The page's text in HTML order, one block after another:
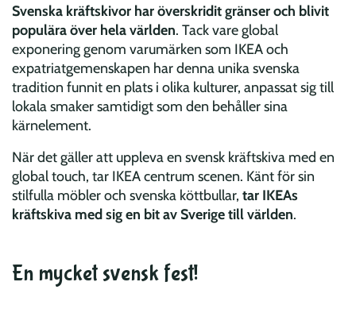
Svenska kräftskivor har överskridit gränser och blivit
populära över hela världen. Tack vare global
exponering genom varumärken som IKEA och
expatriatgemenskapen har denna unika svenska
tradition funnit en plats i olika kulturer, anpassat sig till
lokala smaker samtidigt som den behåller sina
kärnelement.
När det gäller att uppleva en svensk kräftskiva med en
global touch, tar IKEA centrum scenen. Känt för sin
stilfulla möbler och svenska köttbullar, tar IKEAs
kräftskiva med sig en bit av Sverige till världen.
En mycket svensk fest!